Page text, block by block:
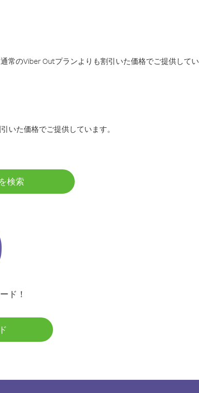
常のViber Outプランよりも割引いた価格でご提供してい
いた価格でご提供しています。
検索
ド！